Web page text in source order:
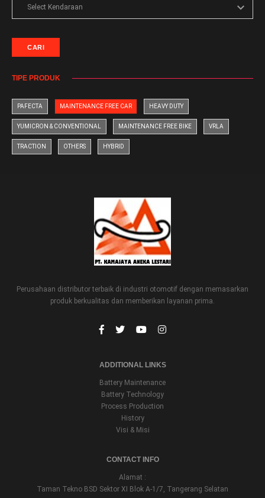
CARI
TIPE PRODUK
PAFECTA MAINTENANCE FREE CAR HEAVY DUTY
YUMICRON & CONVENTIONAL MAINTENANCE FREE BIKE VRLA
TRACTION OTHERS HYBRID
Perusahaan distributor terbaik di industri otomotif dengan memasarkan
produk berkualitas dan memberikan layanan prima.
ADDITIONAL LINKS
Battery Maintenance
Battery Technology
Process Production
History
Visi & Misi
CONTACT INFO
Alamat :
Taman Tekno BSD Sektor XI Blok A-1/7, Tangerang Selatan